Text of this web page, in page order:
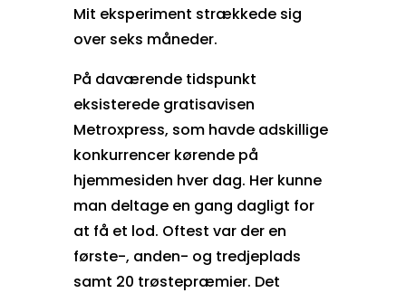
Mit eksperiment strækkede sig
over seks måneder.
På daværende tidspunkt
eksisterede gratisavisen
Metroxpress, som havde adskillige
konkurrencer kørende på
hjemmesiden hver dag. Her kunne
man deltage en gang dagligt for
at få et lod. Oftest var der en
første-, anden- og tredjeplads
samt 20 trøstepræmier. Det